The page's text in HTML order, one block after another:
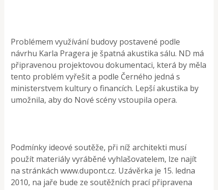
Problémem využívání budovy postavené podle
návrhu Karla Pragera je špatná akustika sálu. ND má
připravenou projektovou dokumentaci, která by měla
tento problém vyřešit a podle Černého jedná s
ministerstvem kultury o financích. Lepší akustika by
umožnila, aby do Nové scény vstoupila opera.
Podmínky ideové soutěže, při níž architekti musí
použít materiály vyráběné vyhlašovatelem, lze najít
na stránkách www.dupont.cz. Uzávěrka je 15. ledna
2010, na jaře bude ze soutěžních prací připravena